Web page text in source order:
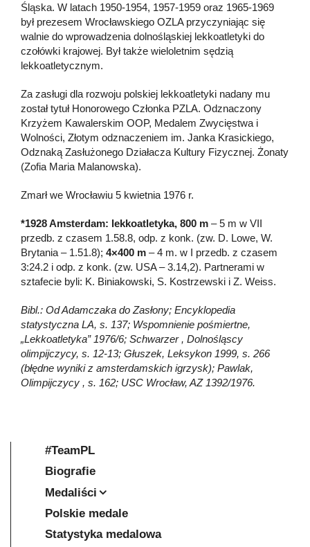
Śląska. W latach 1950-1954, 1957-1959 oraz 1965-1969
był prezesem Wrocławskiego OZLA przyczyniając się
walnie do wprowadzenia dolnośląskiej lekkoatletyki do
czołówki krajowej. Był także wieloletnim sędzią
lekkoatletycznym.
Za zasługi dla rozwoju polskiej lekkoatletyki nadany mu
został tytuł Honorowego Członka PZLA. Odznaczony
Krzyżem Kawalerskim OOP, Medalem Zwycięstwa i
Wolności, Złotym odznaczeniem im. Janka Krasickiego,
Odznaką Zasłużonego Działacza Kultury Fizycznej. Żonaty
(Zofia Maria Malanowska).
Zmarł we Wrocławiu 5 kwietnia 1976 r.
*1928 Amsterdam: lekkoatletyka, 800 m – 5 m w VII
przedb. z czasem 1.58.8, odp. z konk. (zw. D. Lowe, W.
Brytania – 1.51.8); 4×400 m – 4 m. w I przedb. z czasem
3:24.2 i odp. z konk. (zw. USA – 3.14,2). Partnerami w
sztafecie byli: K. Biniakowski, S. Kostrzewski i Z. Weiss.
Bibl.: Od Adamczaka do Zasłony; Encyklopedia
statystyczna LA, s. 137; Wspomnienie pośmiertne,
„Lekkoatletyka” 1976/6; Schwarzer , Dolnośląscy
olimpijczycy, s. 12-13; Głuszek, Leksykon 1999, s. 266
(błędne wyniki z amsterdamskich igrzysk); Pawlak,
Olimpijczycy , s. 162; USC Wrocław, AZ 1392/1976.
#TeamPL
Biografie
Medaliści
Polskie medale
Statystyka medalowa